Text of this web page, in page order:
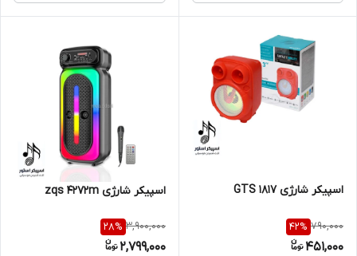
اسپیکر شارژی GTS 1817
790,000
42%
451,000
اسپیکر شارژی zqs 4272m
3,900,000
28%
2,799,000